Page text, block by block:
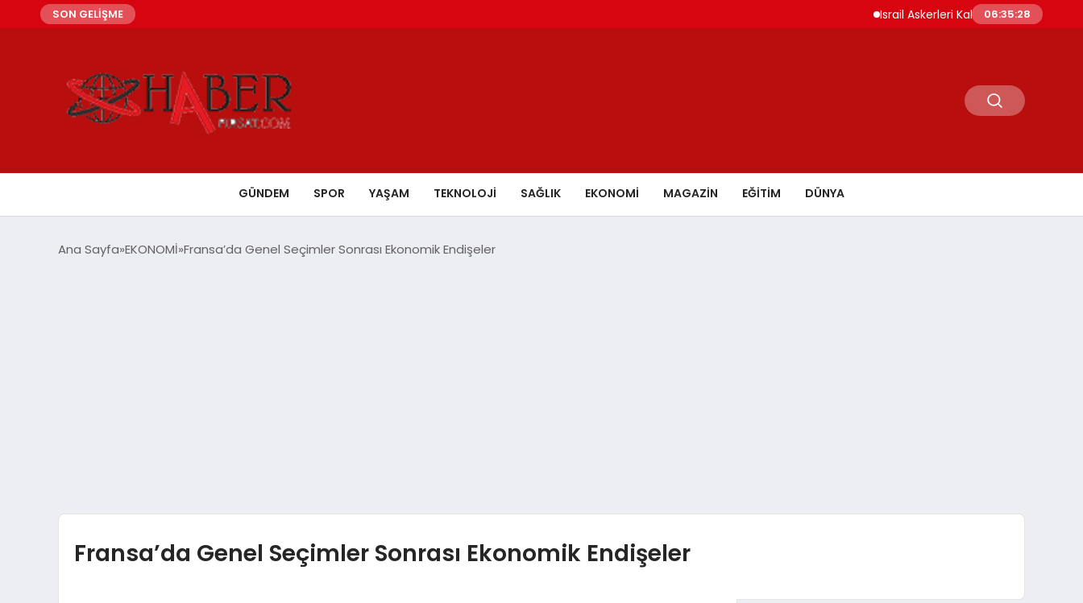
SON GELİŞME Israil Askerleri Kalendiya ve Kefr Akab’da
06:35:29
GÜNDEM SPOR YAŞAM TEKNOLOJİ SAĞLIK EKONOMİ MAGAZİN EĞİTİM DÜNYA
Ana Sayfa EKONOMİ Fransa’da Genel Seçimler Sonrası Ekonomik Endişeler
Fransa’da Genel Seçimler Sonrası Ekonomik Endişeler